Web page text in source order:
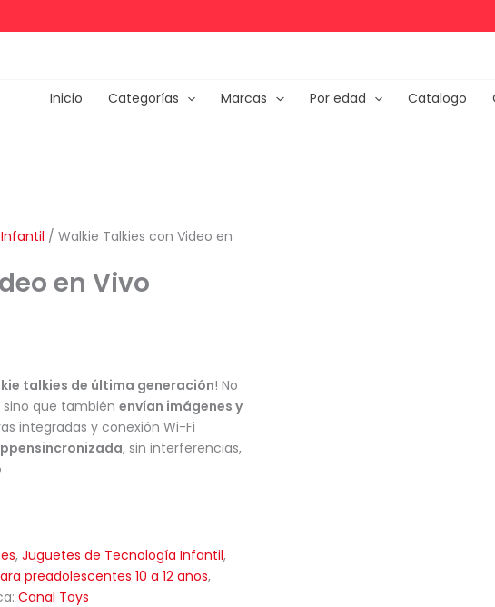
Inicio Categorías Marcas Por edad Catalogo
/ Walkie Talkies con Video en
en Vivo
talkies de última generación! No
que también envían imágenes y
integradas y conexión Wi-Fi
, sin interferencias,
, Juguetes de Tecnología Infantil,
preadolescentes 10 a 12 años,
Canal Toys